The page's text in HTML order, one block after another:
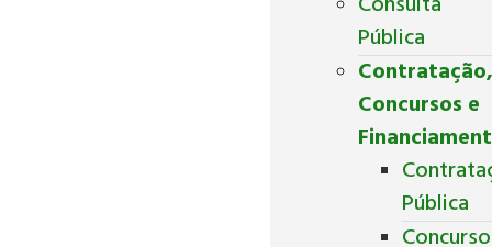
Pública
Concursos e
Pública